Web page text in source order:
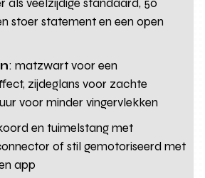
stoer statement en een open
: matzwart voor een
zijdeglans voor zachte
voor minder vingervlekken
en tuimelstang met
of stil gemotoriseerd met
app